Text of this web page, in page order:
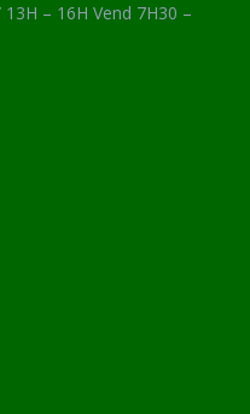
– 16H Vend 7H30 –